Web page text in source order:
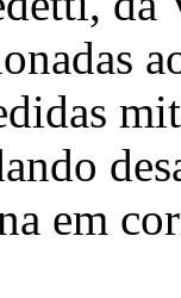
em